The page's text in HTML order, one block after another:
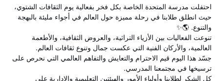
احتفلت مدرسة المتحدة الخاصة بكل فخر بفعالية يوم الثقافات الشتوي،
حيث انطلق طلابنا في رحلة مميزة حول العالم في أجواء مليئة بالبهجة
والتنوع. 🌎✨
تنوعت الفعاليات بين الأزياء التراثية، والعروض الثقافية، والأطعمة
العالمية، والأركان الفنية التي عكست جمال وتنوع ثقافات العالم.
جسّد هذا اليوم قيم الاحترام والتعايش والتفاهم العالمي التي نحرص على
ترسيخها في مجتمعنا المدرسي.
كل الشكر لطلابنا وأولياء الأمور والهيئتين التعليمية والإدارية على